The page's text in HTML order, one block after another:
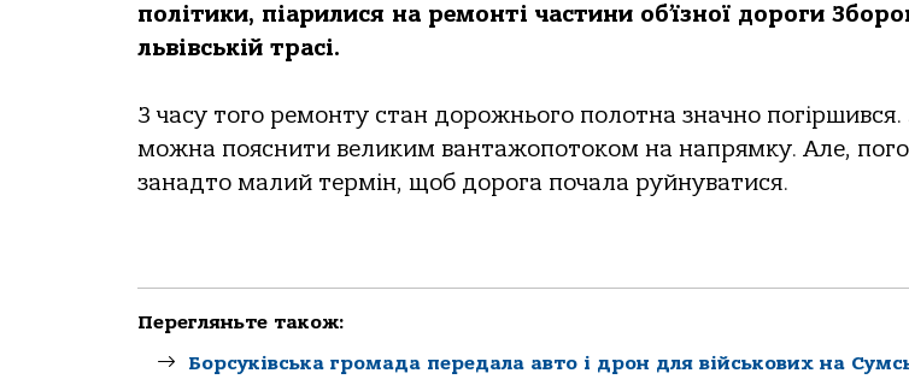
політики, піарилися на ремонті частини об’їзної дороги
львівській трасі.
З часу того ремонту стан дорожнього полотна значно
можна пояснити великим вантажопотоком на напрямку. Але,
занадто малий термін, щоб дорога почала руйнуватися.
Перегляньте також:
Борсуківська громада передала авто і дрон для військових на